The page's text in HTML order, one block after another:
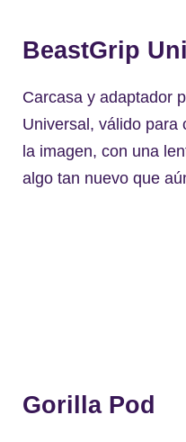
BeastGrip
Carcasa y adaptador
Universal, válido para
la imagen, con una
algo tan nuevo que
Gorilla Pod